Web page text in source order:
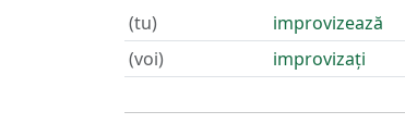
(tu)
improvizează
(voi)
improvizați